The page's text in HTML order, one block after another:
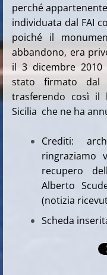
perché
individuata dal FAI
poiché il
abbandono, era
il 3 dicembre
stato firmato dal
trasferendo così il
Sicilia che ne ha
Crediti:
ringraziamo
recupero
Alberto
(notizia
Scheda